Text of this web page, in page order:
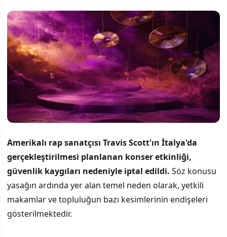
Amerikalı rap sanatçısı Travis Scott'ın İtalya'da
gerçekleştirilmesi planlanan konser etkinliği,
güvenlik kaygıları nedeniyle iptal edildi. Söz konusu
yasağın ardında yer alan temel neden olarak, yetkili
makamlar ve topluluğun bazı kesimlerinin endişeleri
gösterilmektedir.